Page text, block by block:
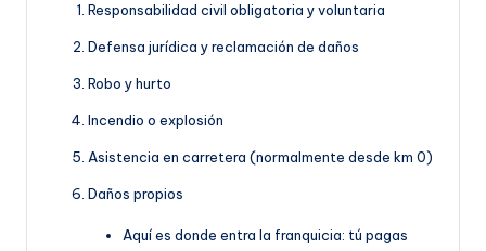
Responsabilidad civil obligatoria y voluntaria
Defensa jurídica y reclamación de daños
Robo y hurto
Incendio o explosión
Asistencia en carretera (normalmente desde km 0)
Daños propios
Aquí es donde entra la franquicia: tú pagas